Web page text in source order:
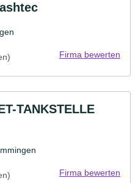
Firma bewerten
TANKSTELLE
Firma bewerten